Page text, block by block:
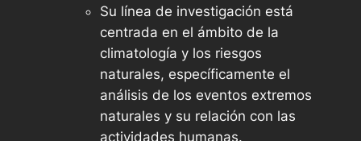
Su línea de investigación está
centrada en el ámbito de la
climatología y los riesgos
naturales, específicamente el
análisis de los eventos extremos
naturales y su relación con las
actividades humanas.